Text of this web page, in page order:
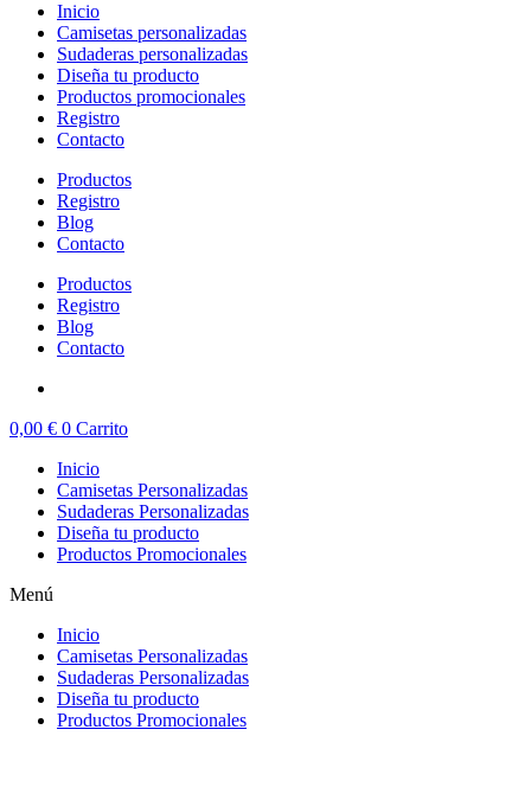
Inicio
Camisetas personalizadas
Sudaderas personalizadas
Diseña tu producto
Productos promocionales
Registro
Contacto
Productos
Registro
Blog
Contacto
Productos
Registro
Blog
Contacto
0,00 € 0 Carrito
Inicio
Camisetas Personalizadas
Sudaderas Personalizadas
Diseña tu producto
Productos Promocionales
Menú
Inicio
Camisetas Personalizadas
Sudaderas Personalizadas
Diseña tu producto
Productos Promocionales